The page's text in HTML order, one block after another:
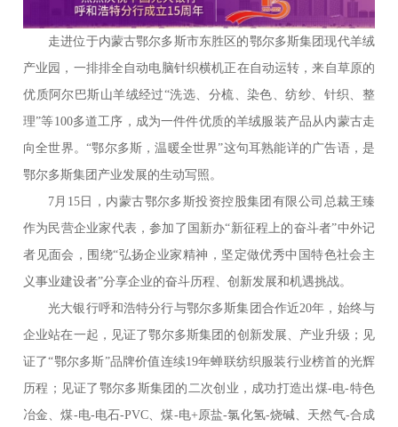
走进位于内蒙古鄂尔多斯市东胜区的鄂尔多斯集团现代羊绒
产业园，一排排全自动电脑针织横机正在自动运转，来自草原的
优质阿尔巴斯山羊绒经过“洗选、分梳、染色、纺纱、针织、整
理”等100多道工序，成为一件件优质的羊绒服装产品从内蒙古走
向全世界。“鄂尔多斯，温暖全世界”这句耳熟能详的广告语，是
鄂尔多斯集团产业发展的生动写照。
7月15日，内蒙古鄂尔多斯投资控股集团有限公司总裁王臻
作为民营企业家代表，参加了国新办“新征程上的奋斗者”中外记
者见面会，围绕“弘扬企业家精神，坚定做优秀中国特色社会主
义事业建设者”分享企业的奋斗历程、创新发展和机遇挑战。
光大银行呼和浩特分行与鄂尔多斯集团合作近20年，始终与
企业站在一起，见证了鄂尔多斯集团的创新发展、产业升级；见
证了“鄂尔多斯”品牌价值连续19年蝉联纺织服装行业榜首的光辉
历程；见证了鄂尔多斯集团的二次创业，成功打造出煤-电-特色
冶金、煤-电-电石-PVC、煤-电+原盐-氯化氢-烧碱、天然气-合成